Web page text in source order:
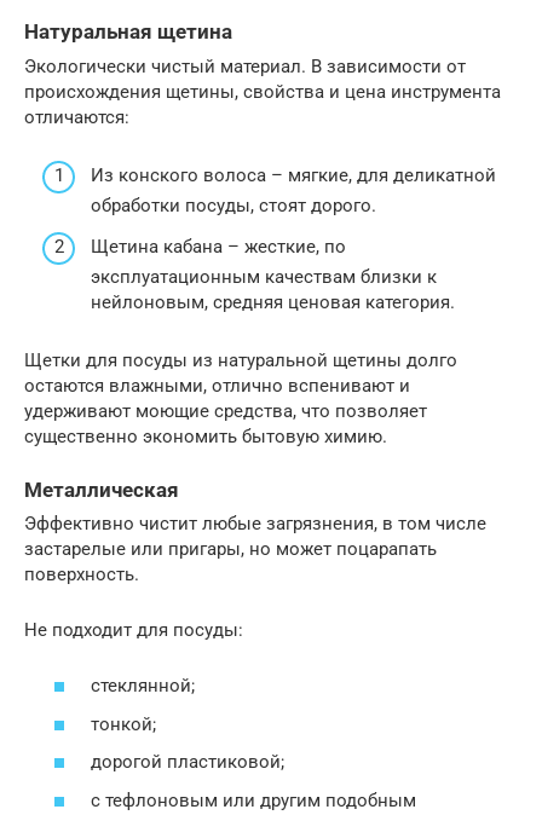
Натуральная щетина
Экологически чистый материал. В зависимости от
происхождения щетины, свойства и цена инструмента
отличаются:
Из конского волоса – мягкие, для деликатной
обработки посуды, стоят дорого.
Щетина кабана – жесткие, по
эксплуатационным качествам близки к
нейлоновым, средняя ценовая категория.
Щетки для посуды из натуральной щетины долго
остаются влажными, отлично вспенивают и
удерживают моющие средства, что позволяет
существенно экономить бытовую химию.
Металлическая
Эффективно чистит любые загрязнения, в том числе
застарелые или пригары, но может поцарапать
поверхность.
Не подходит для посуды:
стеклянной;
тонкой;
дорогой пластиковой;
с тефлоновым или другим подобным